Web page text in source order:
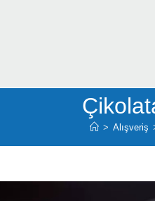
> Alışveriş